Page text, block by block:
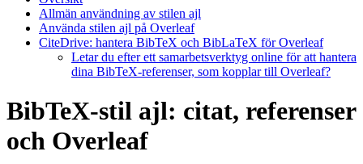
Allmän användning av stilen ajl
Använda stilen ajl på Overleaf
CiteDrive: hantera BibTeX och BibLaTeX för Overleaf
Letar du efter ett samarbetsverktyg online för att hantera
dina BibTeX-referenser, som kopplar till Overleaf?
BibTeX-stil ajl: citat, referenser
och Overleaf